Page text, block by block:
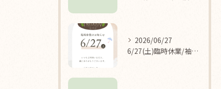
2026/06/27
6/27(土)臨時休業/袖ケ浦/リラクゼーション整体Re.Body